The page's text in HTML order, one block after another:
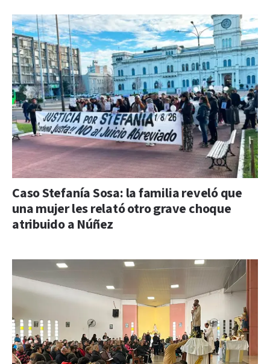
Caso Stefanía Sosa: la familia reveló que
una mujer les relató otro grave choque
atribuido a Núñez